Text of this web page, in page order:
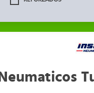
Neumaticos